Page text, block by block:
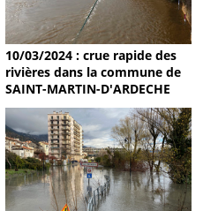
10/03/2024 : crue rapide des
rivières dans la commune de
SAINT-MARTIN-D'ARDECHE